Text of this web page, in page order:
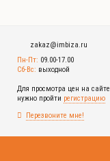
zakaz@imbiza.ru
Пн-Пт: 09.00-17.00
Сб-Вс: выходной
Для просмотра цен на сайте
нужно пройти регистрацию
Перезвоните мне!